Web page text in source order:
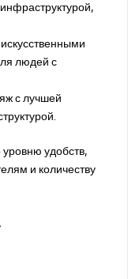
людей с
с лучшей
удобств,
и количеству